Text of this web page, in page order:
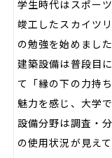
学生時代はスポー
竣工したスカイツ
の勉強を始めました
建築設備は普段目
て「縁の下の力持
魅力を感じ、大学
設備分野は調査・
の使用状況が見え